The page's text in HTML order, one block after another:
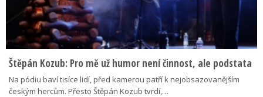
Štěpán Kozub: Pro mě už humor není činnost, ale podstata
Na pódiu baví tisíce lidí, před kamerou patří k nejobsazovanějším
českým hercům. Přesto Štěpán Kozub tvrdí,…